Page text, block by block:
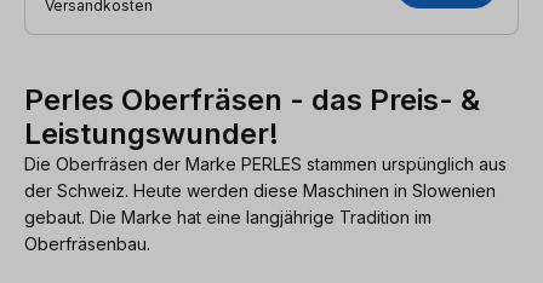
Versandkosten
Perles Oberfräsen - das Preis- &
Leistungswunder!
Die Oberfräsen der Marke PERLES stammen urspünglich aus
der Schweiz. Heute werden diese Maschinen in Slowenien
gebaut. Die Marke hat eine langjährige Tradition im
Oberfräsenbau.